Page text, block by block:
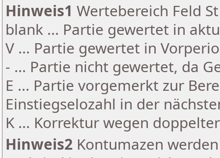
Hinweis1 Wertebereich Feld
blank ... Partie gewertet in
V ... Partie gewertet in
- ... Partie nicht gewertet, da
E ... Partie vorgemerkt zur
Einstiegselozahl in der
K ... Korrektur wegen
Hinweis2 Kontumazen